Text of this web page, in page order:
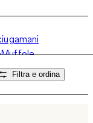
Muffole
Filtra e ordina